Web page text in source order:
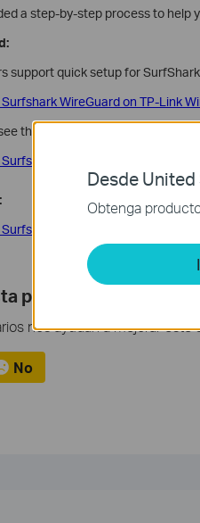
a step-by-step process to help
support quick setup for
WireGuard on TP-Link
the quick setup entry, you can
WireGuard manually on
OpenVPN manually on
pregunta frecuente?
nos ayudan a mejorar este
No
Desde United
Obtenga